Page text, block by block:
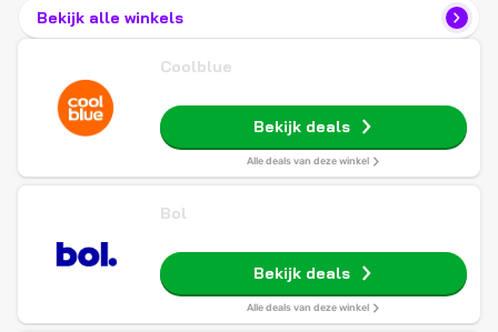
Bekijk alle winkels
Coolblue
Bekijk deals
Alle deals van deze winkel
Bol
Bekijk deals
Alle deals van deze winkel